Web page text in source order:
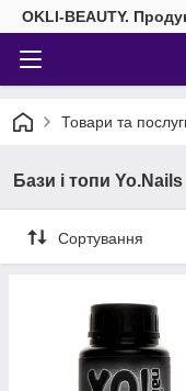
OKLI-BEAUTY.
Товари та
Бази і топи Yo.Nails
Сортування